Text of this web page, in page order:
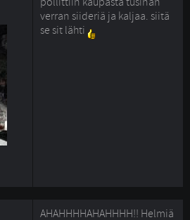
verran siideriä ja kaljaa. siitä
se sit lähti
AHAHHHHAHAHHHH!! Helmiä